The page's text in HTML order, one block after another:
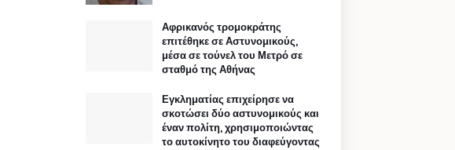
Αφρικανός τρομοκράτης
επιτέθηκε σε Αστυνομικούς,
μέσα σε τούνελ του Μετρό σε
σταθμό της Αθήνας
Εγκληματίας επιχείρησε να
σκοτώσει δύο αστυνομικούς και
έναν πολίτη, χρησιμοποιώντας
το αυτοκίνητο του διαφεύγοντας